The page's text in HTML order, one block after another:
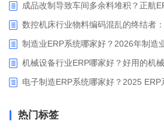
成品改制导致车间多余料堆积？正航
制造业ERP系统哪家好？2026年制造
机械设备行业ERP哪家好？好用的机
电子制造ERP系统哪家好？2025
热门标签